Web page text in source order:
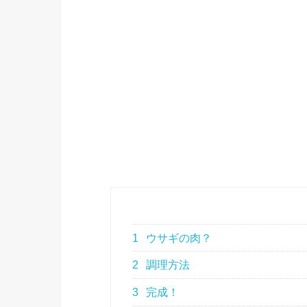
1 ウサギの肉？
2 調理方法
3 完成！